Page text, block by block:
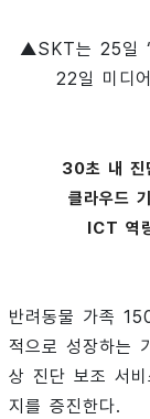
▲SKT는 25일 ‘
22일 미디
30초 내 진
클라우드
ICT 역
반려동물 가족
적으로 성장하는
상 진단 보조 서
지를 증진한다.